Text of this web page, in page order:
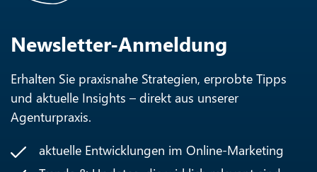
Newsletter-Anmeldung
Erhalten Sie praxisnahe Strategien, erprobte Tipps
und aktuelle Insights – direkt aus unserer
Agenturpraxis.
aktuelle Entwicklungen im Online-Marketing